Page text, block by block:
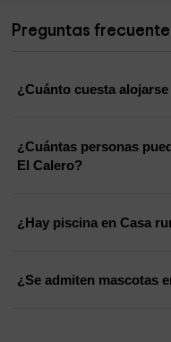
Preguntas
¿Cuánto cuesta
¿Cuántas personas
El Calero?
¿Hay piscina en Casa
¿Se admiten mascotas